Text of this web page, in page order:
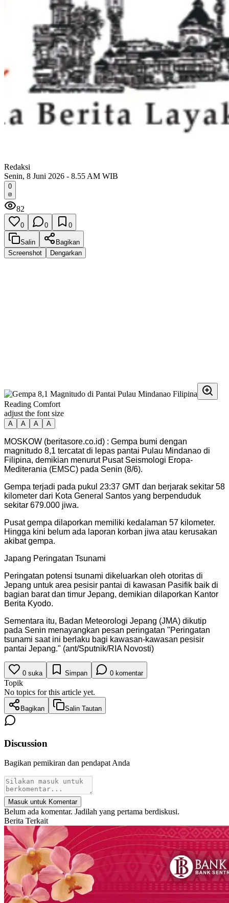
Redaksi
Senin, 8 Juni 2026 - 8.55 AM WIB
0
82
0 0 0
Salin
Bagikan
Screenshot
Dengarkan
Reading Comfort
adjust the font size
A A A A
MOSKOW (beritasore.co.id) : Gempa bumi dengan
magnitudo 8,1 tercatat di lepas pantai Pulau Mindanao di
Filipina, demikian menurut Pusat Seismologi Eropa-
Mediterania (EMSC) pada Senin (8/6).
Gempa terjadi pada pukul 23:37 GMT dan berjarak sekitar 58
kilometer dari Kota General Santos yang berpenduduk
sekitar 679.000 jiwa.
Pusat gempa dilaporkan memiliki kedalaman 57 kilometer.
Hingga kini belum ada laporan korban jiwa atau kerusakan
akibat gempa.
Japang Peringatan Tsunami
Peringatan potensi tsunami dikeluarkan oleh otoritas di
Jepang untuk area pesisir pantai di kawasan Pasifik baik di
bagian barat dan timur Jepang, demikian dilaporkan Kantor
Berita Kyodo.
Sementara itu, Badan Meteorologi Jepang (JMA) dikutip
pada Senin menayangkan pesan peringatan "Peringatan
tsunami saat ini berlaku bagi kawasan-kawasan pesisir
pantai Jepang." (ant/Sputnik/RIA Novosti)
0 suka Simpan 0 komentar
Topik
No topics for this article yet.
Bagikan Salin Tautan
Discussion
Bagikan pemikiran dan pendapat Anda
Masuk untuk Komentar
Belum ada komentar. Jadilah yang pertama berdiskusi.
Berita Terkait